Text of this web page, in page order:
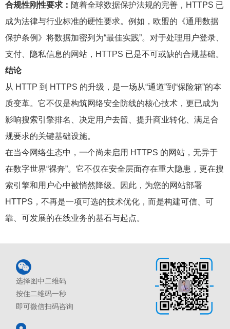
合规性刚性要求： 随着全球数据保护法规的完善，HTTPS 已
成为法律与行业标准的硬性要求。例如，欧盟的《通用数据
保护条例》将数据加密列为“最佳实践”。对于处理用户登录、
支付、隐私信息的网站，HTTPS 已是不可或缺的合规基础。
结论
从 HTTP 到 HTTPS 的升级，是一场从“通道”到“保险箱”的本
质变革。它不仅是构筑网络安全防线的核心技术，更已成为
影响搜索引擎排名、决定用户去留、提升商业转化、满足合
规要求的关键基础设施。
在当今网络生态中，一个尚未启用 HTTPS 的网站，无异于
在数字世界“裸奔”。它不仅在安全层面存在重大隐患，更在搜
索引擎和用户心中被悄然降级。因此，为您的网站部署
HTTPS，不再是一项可选的技术优化，而是构建可信、可
靠、可发展的在线业务的基石与起点。
选择图中二维码
按住二维码一秒
即可微信扫码咨询